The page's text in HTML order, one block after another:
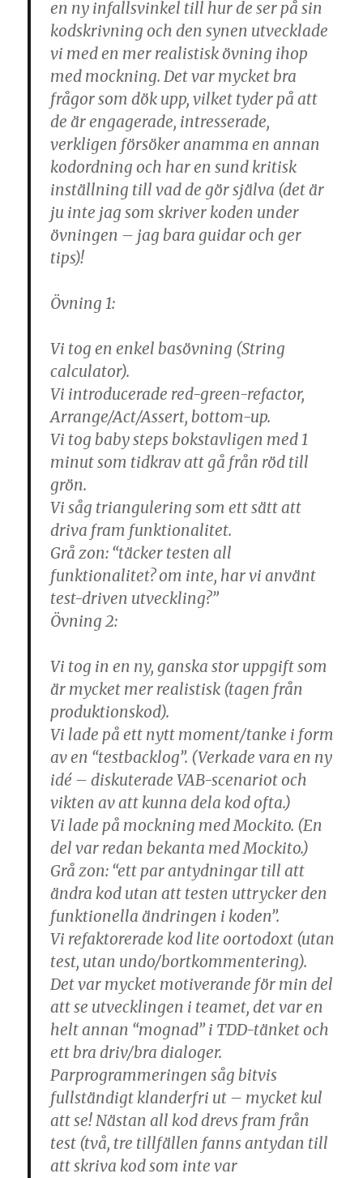
en ny infallsvinkel till hur de ser på sin
kodskrivning och den synen utvecklade
vi med en mer realistisk övning ihop
med mockning. Det var mycket bra
frågor som dök upp, vilket tyder på att
de är engagerade, intresserade,
verkligen försöker anamma en annan
kodordning och har en sund kritisk
inställning till vad de gör själva (det är
ju inte jag som skriver koden under
övningen – jag bara guidar och ger
tips)!
Övning 1:
Vi tog en enkel basövning (String
calculator).
Vi introducerade red-green-refactor,
Arrange/Act/Assert, bottom-up.
Vi tog baby steps bokstavligen med 1
minut som tidkrav att gå från röd till
grön.
Vi såg triangulering som ett sätt att
driva fram funktionalitet.
Grå zon: “täcker testen all
funktionalitet? om inte, har vi använt
test-driven utveckling?”
Övning 2:
Vi tog in en ny, ganska stor uppgift som
är mycket mer realistisk (tagen från
produktionskod).
Vi lade på ett nytt moment/tanke i form
av en “testbacklog”. (Verkade vara en ny
idé – diskuterade VAB-scenariot och
vikten av att kunna dela kod ofta.)
Vi lade på mockning med Mockito. (En
del var redan bekanta med Mockito.)
Grå zon: “ett par antydningar till att
ändra kod utan att testen uttrycker den
funktionella ändringen i koden”.
Vi refaktorerade kod lite oortodoxt (utan
test, utan undo/bortkommentering).
Det var mycket motiverande för min del
att se utvecklingen i teamet, det var en
helt annan “mognad” i TDD-tänket och
ett bra driv/bra dialoger.
Parprogrammeringen såg bitvis
fullständigt klanderfri ut – mycket kul
att se! Nästan all kod drevs fram från
test (två, tre tillfällen fanns antydan till
att skriva kod som inte var